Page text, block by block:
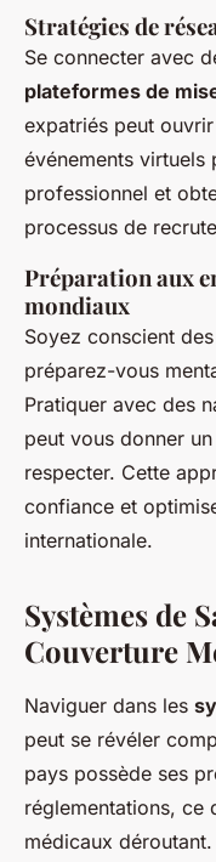
Stratégies de
Se connecter avec
plateformes de
expatriés peut
événements virtuels
professionnel et
processus de
Préparation aux
mondiaux
Soyez conscient des
préparez-vous
Pratiquer avec des
peut vous donner
respecter. Cette
confiance et
internationale.
Systèmes de
Couverture
Naviguer dans les
peut se révéler
pays possède ses
réglementations, ce
médicaux